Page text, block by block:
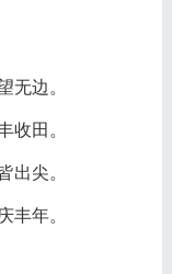
无边。
收田。
出尖。
丰年。